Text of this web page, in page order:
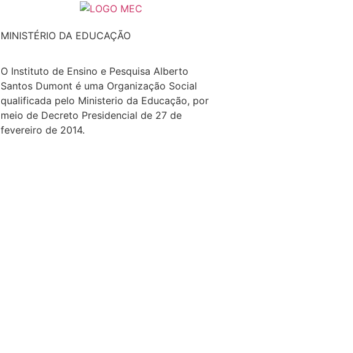
MINISTÉRIO DA EDUCAÇÃO
O Instituto de Ensino e Pesquisa Alberto
Santos Dumont é uma Organização Social
qualificada pelo Ministerio da Educação, por
meio de Decreto Presidencial de 27 de
fevereiro de 2014.